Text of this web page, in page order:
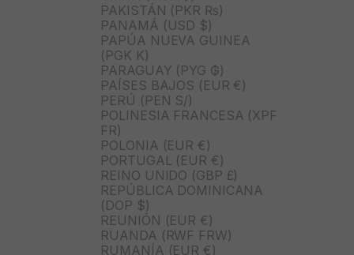
PAKISTÁN (PKR ₨)
PANAMÁ (USD $)
PAPÚA NUEVA GUINEA
(PGK K)
PARAGUAY (PYG ₲)
PAÍSES BAJOS (EUR €)
PERÚ (PEN S/)
POLINESIA FRANCESA (XPF
FR)
POLONIA (EUR €)
PORTUGAL (EUR €)
REINO UNIDO (GBP £)
REPÚBLICA DOMINICANA
(DOP $)
REUNIÓN (EUR €)
RUANDA (RWF FRW)
RUMANÍA (EUR €)